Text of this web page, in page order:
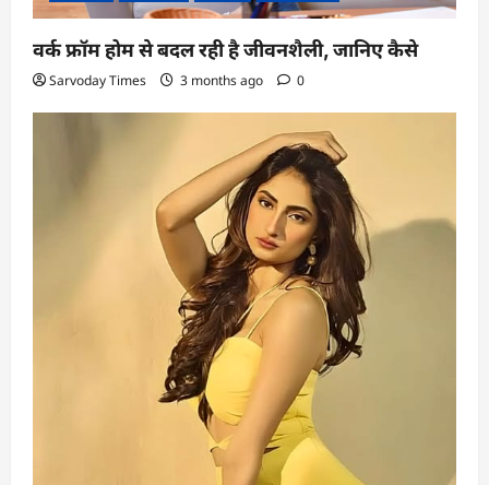
वर्क फ्रॉम होम से बदल रही है जीवनशैली, जानिए कैसे
Sarvoday Times 3 months ago 0